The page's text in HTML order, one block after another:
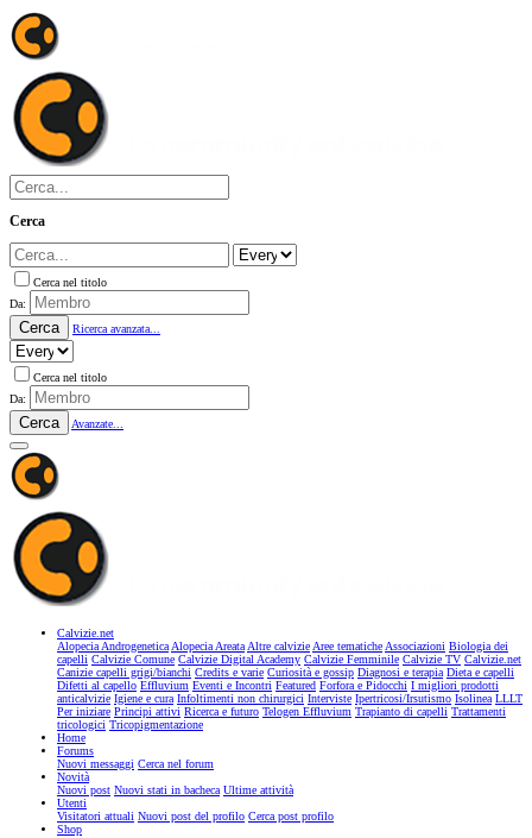
Cerca
Cerca nel titolo
Da:
Cerca Ricerca avanzata...
Cerca nel titolo
Da:
Cerca Avanzate...
Calvizie.net
Alopecia AndrogeneticaAlopecia AreataAltre calvizieAree tematicheAssociazioni Biologia dei
capelli Calvizie Comune Calvizie Digital Academy Calvizie Femminile Calvizie TV Calvizie.net
Canizie capelli grigi/bianchi Credits e varie Curiosità e gossip Diagnosi e terapia Dieta e capelli
Difetti al capello Effluvium Eventi e Incontri Featured Forfora e Pidocchi I migliori prodotti
anticalvizie Igiene e cura Infoltimenti non chirurgici Interviste Ipertricosi/Irsutismo Isolinea LLLT
Per iniziare Principi attivi Ricerca e futuro Telogen Effluvium Trapianto di capelli Trattamenti
tricologici Tricopigmentazione
Home
Forums
Nuovi messaggi Cerca nel forum
Novità
Nuovi post Nuovi stati in bacheca Ultime attività
Utenti
Visitatori attuali Nuovi post del profilo Cerca post profilo
Shop